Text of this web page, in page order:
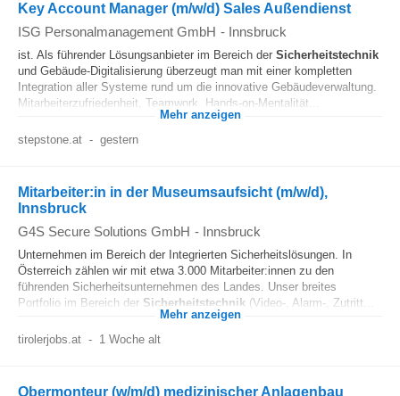
Key Account Manager (m/w/d) Sales Außendienst
ISG Personalmanagement GmbH - Innsbruck
ist. Als führender Lösungsanbieter im Bereich der Sicherheitstechnik
und Gebäude-Digitalisierung überzeugt man mit einer kompletten
Integration aller Systeme rund um die innovative Gebäudeverwaltung.
Mitarbeiterzufriedenheit, Teamwork, Hands-on-Mentalität...
Mehr anzeigen
stepstone.at - gestern
Mitarbeiter:in in der Museumsaufsicht (m/w/d),
Innsbruck
G4S Secure Solutions GmbH - Innsbruck
Unternehmen im Bereich der Integrierten Sicherheitslösungen. In
Österreich zählen wir mit etwa 3.000 Mitarbeiter:innen zu den
führenden Sicherheitsunternehmen des Landes. Unser breites
Portfolio im Bereich der Sicherheitstechnik (Video-, Alarm-, Zutritt...
Mehr anzeigen
tirolerjobs.at - 1 Woche alt
Obermonteur (w/m/d) medizinischer Anlagenbau